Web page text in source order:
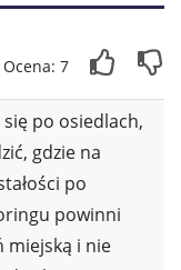
Ocena: 7
po osiedlach,
gdzie na
po
powinni
miejską i nie